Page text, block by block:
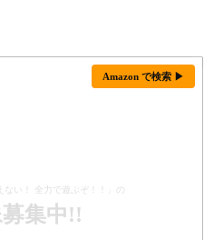
Amazon で検索 ▶
ない！ 全力で遊ぶぞ！！」の
集中!!